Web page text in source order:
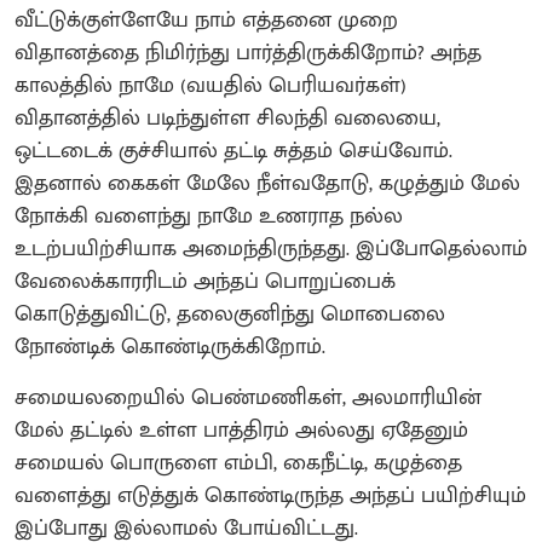
வீட்டுக்குள்ளேயே நாம் எத்தனை முறை
விதானத்தை நிமிர்ந்து பார்த்திருக்கிறோம்? அந்த
காலத்தில் நாமே (வயதில் பெரியவர்கள்)
விதானத்தில் படிந்துள்ள சிலந்தி வலையை,
ஒட்டடைக் குச்சியால் தட்டி சுத்தம் செய்வோம்.
இதனால் கைகள் மேலே நீள்வதோடு, கழுத்தும் மேல்
நோக்கி வளைந்து நாமே உணராத நல்ல
உடற்பயிற்சியாக அமைந்திருந்தது. இப்போதெல்லாம்
வேலைக்காரரிடம் அந்தப் பொறுப்பைக்
கொடுத்துவிட்டு, தலைகுனிந்து மொபைலை
நோண்டிக் கொண்டிருக்கிறோம்.
சமையலறையில் பெண்மணிகள், அலமாரியின்
மேல் தட்டில் உள்ள பாத்திரம் அல்லது ஏதேனும்
சமையல் பொருளை எம்பி, கைநீட்டி, கழுத்தை
வளைத்து எடுத்துக் கொண்டிருந்த அந்தப் பயிற்சியும்
இப்போது இல்லாமல் போய்விட்டது.